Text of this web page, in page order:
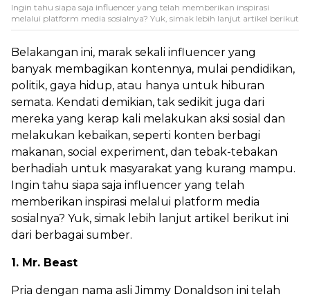
Ingin tahu siapa saja influencer yang telah memberikan inspirasi
melalui platform media sosialnya? Yuk, simak lebih lanjut artikel berikut
Belakangan ini, marak sekali influencer yang
banyak membagikan kontennya, mulai pendidikan,
politik, gaya hidup, atau hanya untuk hiburan
semata. Kendati demikian, tak sedikit juga dari
mereka yang kerap kali melakukan aksi sosial dan
melakukan kebaikan, seperti konten berbagi
makanan, social experiment, dan tebak-tebakan
berhadiah untuk masyarakat yang kurang mampu.
Ingin tahu siapa saja influencer yang telah
memberikan inspirasi melalui platform media
sosialnya? Yuk, simak lebih lanjut artikel berikut ini
dari berbagai sumber.
1. Mr. Beast
Pria dengan nama asli Jimmy Donaldson ini telah